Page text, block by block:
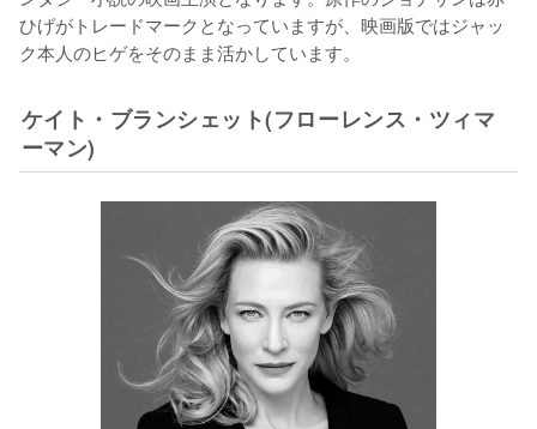
ひげがトレードマークとなっていますが、映画版ではジャッ
ク本人のヒゲをそのまま活かしています。
ケイト・ブランシェット(フローレンス・ツィマ
ーマン)